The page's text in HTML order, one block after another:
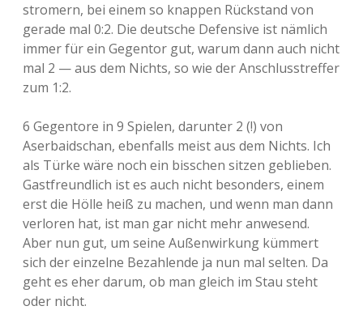
stromern, bei einem so knappen Rückstand von
gerade mal 0:2. Die deutsche Defensive ist nämlich
immer für ein Gegentor gut, warum dann auch nicht
mal 2 — aus dem Nichts, so wie der Anschlusstreffer
zum 1:2.
6 Gegentore in 9 Spielen, darunter 2 (!) von
Aserbaidschan, ebenfalls meist aus dem Nichts. Ich
als Türke wäre noch ein bisschen sitzen geblieben.
Gastfreundlich ist es auch nicht besonders, einem
erst die Hölle heiß zu machen, und wenn man dann
verloren hat, ist man gar nicht mehr anwesend.
Aber nun gut, um seine Außenwirkung kümmert
sich der einzelne Bezahlende ja nun mal selten. Da
geht es eher darum, ob man gleich im Stau steht
oder nicht.